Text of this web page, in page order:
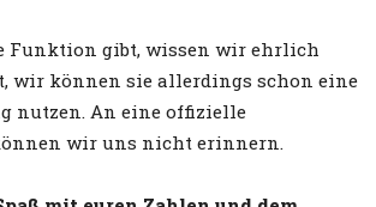
Funktion gibt, wissen wir ehrlich
wir können sie allerdings schon eine
nutzen. An eine offizielle
wir uns nicht erinnern.